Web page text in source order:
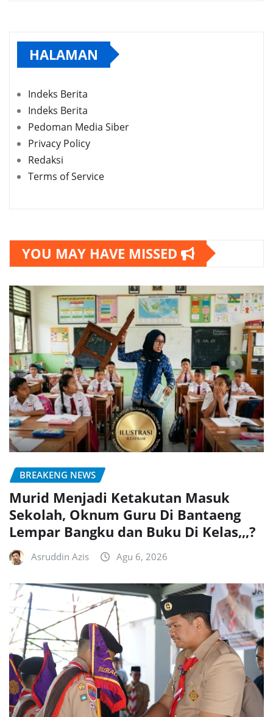
HALAMAN
Indeks Berita
Indeks Berita
Pedoman Media Siber
Privacy Policy
Redaksi
Terms of Service
YOU MAY HAVE MISSED
BREAKENG NEWS
Murid Menjadi Ketakutan Masuk
Sekolah, Oknum Guru Di Bantaeng
Lempar Bangku dan Buku Di Kelas,,,?
Asruddin Azis Agu 6, 2026